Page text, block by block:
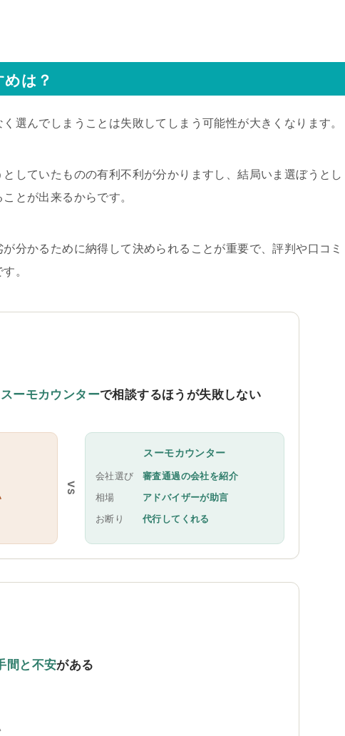
は？
選んでしまうことは失敗してしまう可能性が大きくなります。
していたものの有利不利が分かりますし、結局いま選ぼうとし
とが出来るからです。
分かるために納得して決められることが重要で、評判や口コミ
。
スーモカウンターで相談するほうが失敗しない
VS
スーモカウンター
会社選び
審査通過の会社を紹介
相場
アドバイザーが助言
お断り
代行してくれる
間と不安がある